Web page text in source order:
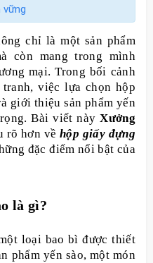
vững
chỉ là một sản phẩm
còn mang trong mình
mại. Trong bối cảnh
việc lựa chọn hộp
giới thiệu sản phẩm yến
Bài viết nàyXưởng
rõ hơn về hộp giấy đựng
đặc điểm nổi bật của
là gì?
loại bao bì được thiết
phẩm yến sào, một món